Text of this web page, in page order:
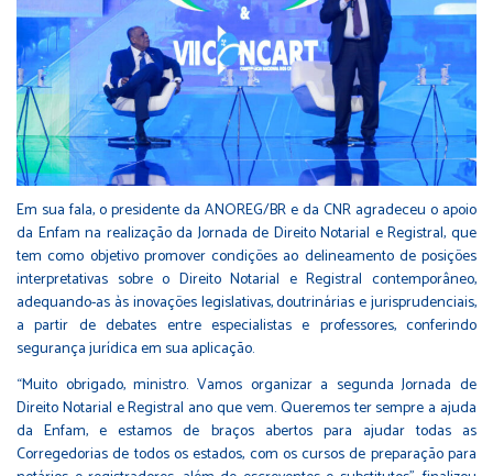
Em sua fala, o presidente da ANOREG/BR e da CNR agradeceu o apoio
da Enfam na realização da Jornada de Direito Notarial e Registral, que
tem como objetivo promover condições ao delineamento de posições
interpretativas sobre o Direito Notarial e Registral contemporâneo,
adequando-as às inovações legislativas, doutrinárias e jurisprudenciais,
a partir de debates entre especialistas e professores, conferindo
segurança jurídica em sua aplicação.
“Muito obrigado, ministro. Vamos organizar a segunda Jornada de
Direito Notarial e Registral ano que vem. Queremos ter sempre a ajuda
da Enfam, e estamos de braços abertos para ajudar todas as
Corregedorias de todos os estados, com os cursos de preparação para